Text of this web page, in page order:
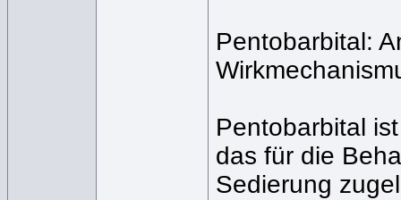
Pentobarbital:
Pentobarbital
das für die
Sedierung